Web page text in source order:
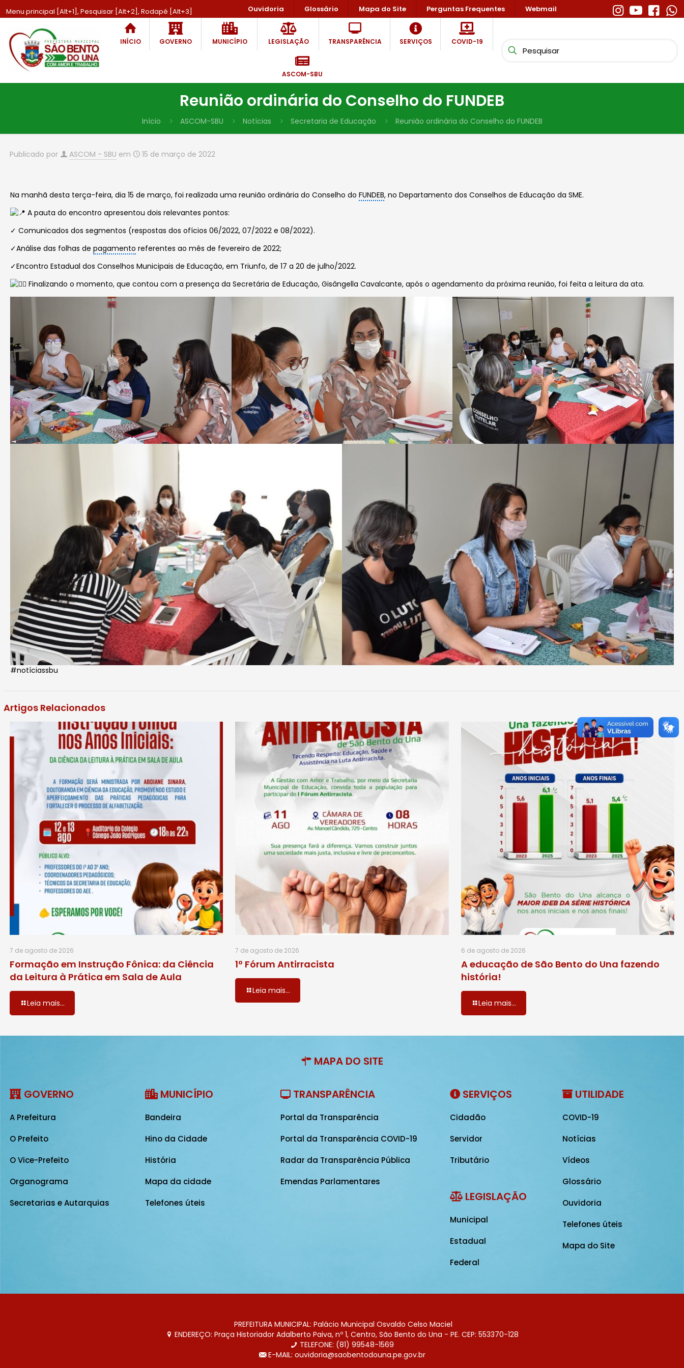
Menu principal [Alt+1], Pesquisar [Alt+2], Rodapé [Alt+3] Ouvidoria Glossário Mapa do Site Perguntas Frequentes Webmail
INÍCIO GOVERNO MUNICÍPIO LEGISLAÇÃO TRANSPARÊNCIA SERVIÇOS COVID-19
ASCOM-SBU
Reunião ordinária do Conselho do FUNDEB
Início ASCOM-SBU Notícias Secretaria de Educação Reunião ordinária do Conselho do FUNDEB
Publicado por ASCOM - SBU em 15 de março de 2022
Na manhã desta terça-feira, dia 15 de março, foi realizada uma reunião ordinária do Conselho doFUNDEB, no Departamento dos Conselhos de Educação da SME.
A pauta do encontro apresentou dois relevantes pontos:
✓ Comunicados dos segmentos (respostas dos ofícios 06/2022, 07/2022 e 08/2022).
✓Análise das folhas depagamento referentes ao mês de fevereiro de 2022;
✓Encontro Estadual dos Conselhos Municipais de Educação, em Triunfo, de 17 a 20 de julho/2022.
Finalizando o momento, que contou com a presença da Secretária de Educação, Gisângella Cavalcante, após o agendamento da próxima reunião, foi feita a leitura da ata.
#notíciassbu
Artigos Relacionados
7 de agosto de 2026
Formação em Instrução Fônica: da Ciência
da Leitura à Prática em Sala de Aula
Leia mais...
7 de agosto de 2026
1º Fórum Antirracista
Leia mais...
6 de agosto de 2026
A educação de São Bento do Una fazendo
história!
Leia mais...
MAPA DO SITE
GOVERNO
A Prefeitura
O Prefeito
O Vice-Prefeito
Organograma
Secretarias e Autarquias
MUNICÍPIO
Bandeira
Hino da Cidade
História
Mapa da cidade
Telefones úteis
TRANSPARÊNCIA
Portal da Transparência
Portal da Transparência COVID-19
Radar da Transparência Pública
Emendas Parlamentares
SERVIÇOS
Cidadão
Servidor
Tributário
LEGISLAÇÃO
Municipal
Estadual
Federal
UTILIDADE
COVID-19
Notícias
Vídeos
Glossário
Ouvidoria
Telefones úteis
Mapa do Site
PREFEITURA MUNICIPAL: Palácio Municipal Osvaldo Celso Maciel
ENDEREÇO: Praça Historiador Adalberto Paiva, nº 1, Centro, São Bento do Una - PE. CEP: 553370-128
TELEFONE: (81) 99548-1569
E-MAIL: ouvidoria@saobentodouna.pe.gov.br